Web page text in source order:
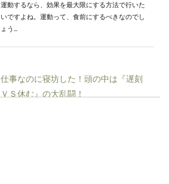
運動するなら、効果を最大限にする方法で行いた
いですよね。運動って、食前にするべきなのでし
ょう...
仕事なのに寝坊した！頭の中は『遅刻
ＶＳ休む』の大乱闘！